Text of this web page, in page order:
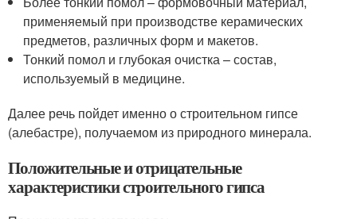
применяемый при производстве керамических
предметов, различных форм и макетов.
Тонкий помол и глубокая очистка – состав,
используемый в медицине.
Далее речь пойдет именно о строительном гипсе
(алебастре), получаемом из природного минерала.
Положительные и отрицательные
характеристики строительного гипса